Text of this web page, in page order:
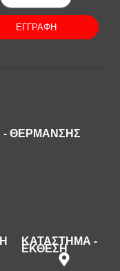
ΕΓΓΡΑΦΗ
- ΘΕΡΜΑΝΣΗΣ
ΚΑΤΑΣΤΗΜΑ -
ΕΚΘΕΣΗ